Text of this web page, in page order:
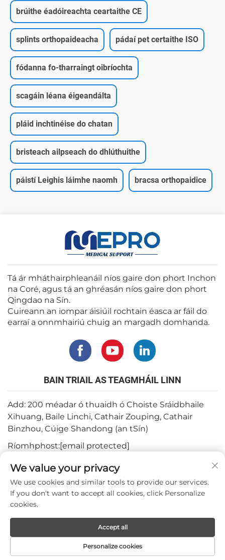
brúithe éadóireachta ceartaithe CE
splints orthopaideacha pádaí pet certaithe ISO
fódanna fo-tharraingt oibríochta
scagáin léana éigeandálta
pláid inchtinéise do chatan
bristeach ailpseach do dhlúthuithe
páistí Leighis láimhe naomh bracsa orthopaidice
Tá ár mháthairphleanáil níos gaire don phort Inchon
na Coré, agus tá an ghréasán níos gaire don phort
Qingdao na Sín.
Cuireann an iompar áisiúil rochtain éasca ar fáil do
earraí a onnmhairiú chuig an margadh domhanda.
BAIN TRIAIL AS TEAGMHÁIL LINN
Add: 200 méadar ó thuaidh ó Choiste Sráidbhaile
Xihuang, Baile Linchi, Cathair Zouping, Cathair
Binzhou, Cúige Shandong (an tSín)
Ríomhphost:[email protected]
Teil: +82-3180427370
Fón:+86-15564344404
WhatsApp: +82-1022396668
Cóipcheart © 2024 ag Mepro Medical Co.,Ltd.
We value your privacy
We use cookies and similar tools to provide our services.
If you don't want to accept all cookies, click Personalize
cookies.
Personalize cookies
Accept all